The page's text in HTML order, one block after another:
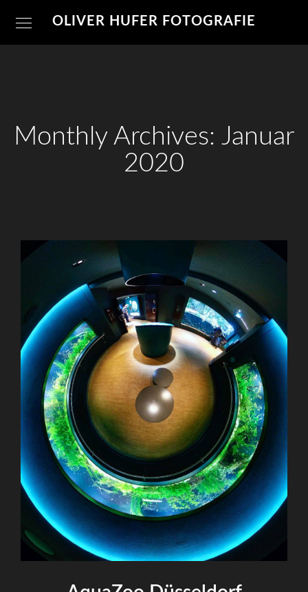
OLIVER HUFER FOTOGRAFIE
Monthly Archives: Januar
2020